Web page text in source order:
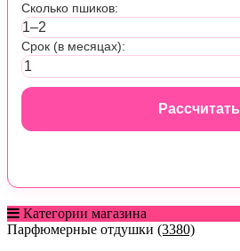
Сколько пшиков:
Срок (в месяцах):
Рассчитать
Категории магазина
Парфюмерные отдушки (3380)